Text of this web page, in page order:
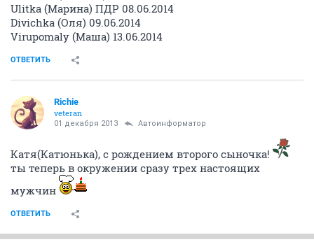
Ulitka (Марина) ПДР 08.06.2014
Divichka (Оля) 09.06.2014
Virupomaly (Маша) 13.06.2014
ОТВЕТИТЬ
Richie
veteran
01 декабря 2013 Автоинформатор
Катя(Катюнька), с рождением второго сыночка!
ты теперь в окружении сразу трех настоящих
мужчин
ОТВЕТИТЬ